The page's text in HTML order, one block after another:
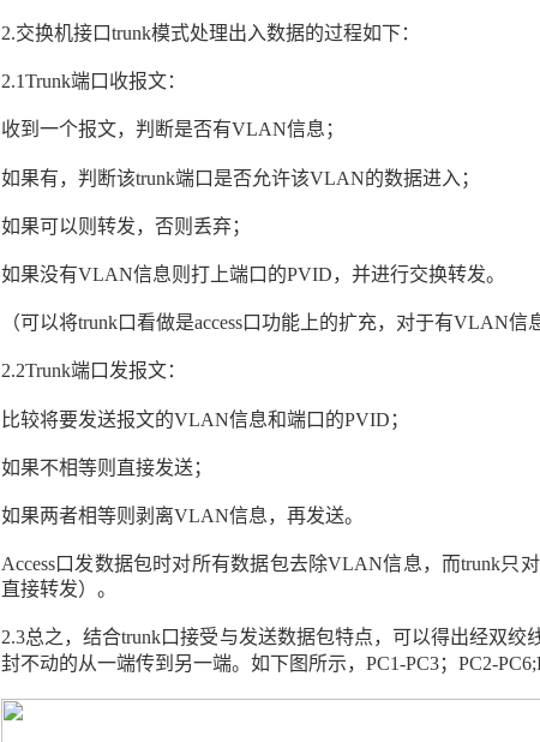
2.交换机接口trunk模式处理出入数据的过程如下：
2.1Trunk端口收报文：
收到一个报文，判断是否有VLAN信息；
如果有，判断该trunk端口是否允许该VLAN的数据进入；
如果可以则转发，否则丢弃；
如果没有VLAN信息则打上端口的PVID，并进行交换转发。
（可以将trunk口看做是access口功能上的扩充，对于有VLAN信
2.2Trunk端口发报文：
比较将要发送报文的VLAN信息和端口的PVID ；
如果不相等则直接发送；
如果两者相等则剥离VLAN信息，再发送。
Access口发数据包时对所有数据包去除VLAN信息，而trunk只
直接转发）。
2.3总之，结合trunk口接受与发送数据包特点，可以得出经双绞
封不动的从一端传到另一端。如下图所示， PC1-PC3； PC2-